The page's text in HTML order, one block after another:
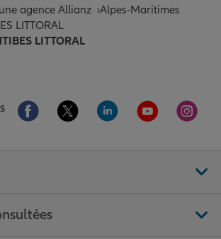
agence Allianz Alpes-Maritimes
LITTORAL
LITTORAL
Aller sur la page Facebook de Allianz
Aller sur la page Twitter de
Aller sur la page
Aller sur la
Aller